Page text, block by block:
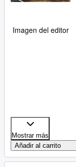
Imagen del editor
Mostrar más
Añadir al carrito